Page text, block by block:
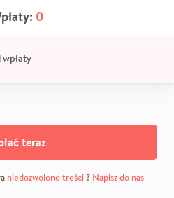
0
teraz
niedozwolone treści? Napisz do nas